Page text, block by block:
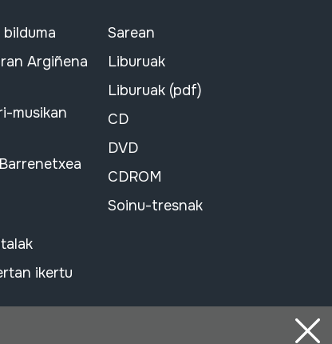
Argiñena
musikan
ikertu
Sarean
Liburuak
Liburuak (pdf)
CD
DVD
CDROM
Soinu-tresnak